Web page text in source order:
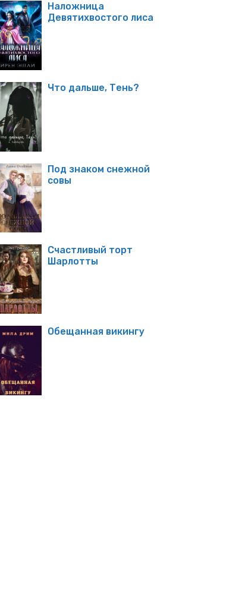
Наложница
Девятихвостого лиса
Что дальше, Тень?
Под знаком снежной
совы
Счастливый торт
Шарлотты
Обещанная викингу